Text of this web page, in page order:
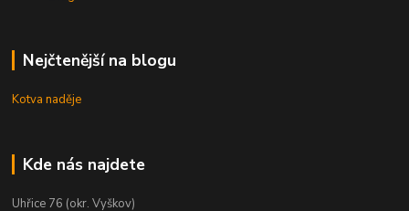
Nejčtenější na blogu
Kotva naděje
Kde nás najdete
Uhřice 76 (okr. Vyškov)